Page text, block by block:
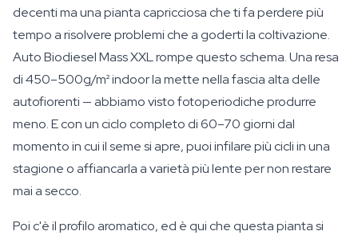
decenti ma una pianta capricciosa che ti fa perdere più
tempo a risolvere problemi che a goderti la coltivazione.
Auto Biodiesel Mass XXL rompe questo schema. Una resa
di 450–500g/m² indoor la mette nella fascia alta delle
autofiorenti — abbiamo visto fotoperiodiche produrre
meno. E con un ciclo completo di 60–70 giorni dal
momento in cui il seme si apre, puoi infilare più cicli in una
stagione o affiancarla a varietà più lente per non restare
mai a secco.
Poi c'è il profilo aromatico, ed è qui che questa pianta si